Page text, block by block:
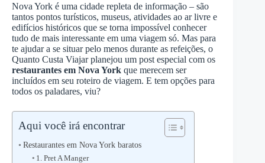
Nova York é uma cidade repleta de informação – são
tantos pontos turísticos, museus, atividades ao ar livre e
edifícios históricos que se torna impossível conhecer
tudo de mais interessante em uma viagem só. Mas para
te ajudar a se situar pelo menos durante as refeições, o
Quanto Custa Viajar planejou um post especial com os
restaurantes em Nova York que merecem ser
incluídos em seu roteiro de viagem. E tem opções para
todos os paladares, viu?
Aqui você irá encontrar
Restaurantes em Nova York baratos
1. Pret A Manger